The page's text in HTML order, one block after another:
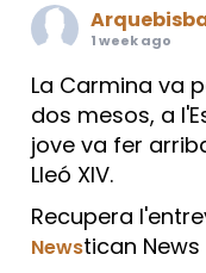
1 week ago
La Carmina va
dos mesos, a
jove va fer
Lleó XIV.
Recupera
Newstican News